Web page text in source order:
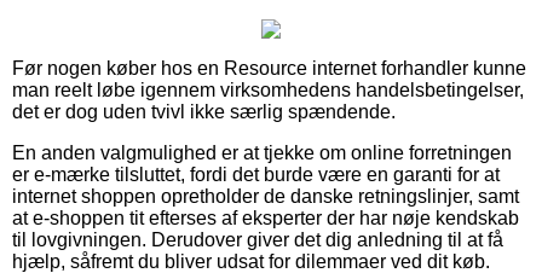
Før nogen køber hos en Resource internet forhandler kunne
man reelt løbe igennem virksomhedens handelsbetingelser,
det er dog uden tvivl ikke særlig spændende.
En anden valgmulighed er at tjekke om online forretningen
er e-mærke tilsluttet, fordi det burde være en garanti for at
internet shoppen opretholder de danske retningslinjer, samt
at e-shoppen tit efterses af eksperter der har nøje kendskab
til lovgivningen. Derudover giver det dig anledning til at få
hjælp, såfremt du bliver udsat for dilemmaer ved dit køb.